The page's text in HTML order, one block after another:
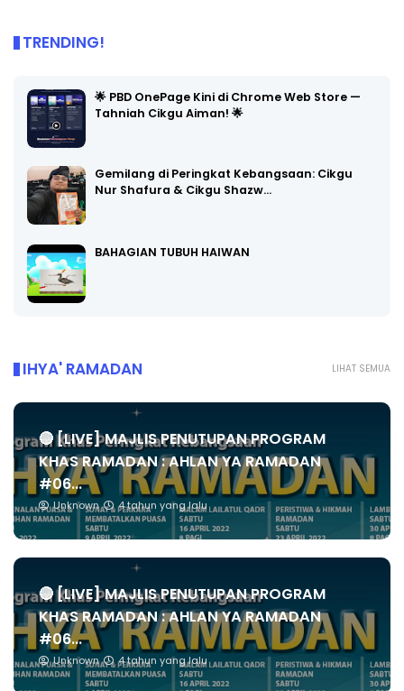
TRENDING!
🌟 PBD OnePage Kini di Chrome Web Store —
Tahniah Cikgu Aiman! 🌟
Gemilang di Peringkat Kebangsaan: Cikgu
Nur Shafura & Cikgu Shazw…
BAHAGIAN TUBUH HAIWAN
LIHAT SEMUA
IHYA' RAMADAN
🔴 [LIVE] MAJLIS PENUTUPAN PROGRAM
KHAS RAMADAN : AHLAN YA RAMADAN
#06...
Unknown 4 tahun yang lalu
🔴 [LIVE] MAJLIS PENUTUPAN PROGRAM
KHAS RAMADAN : AHLAN YA RAMADAN
#06...
Unknown 4 tahun yang lalu